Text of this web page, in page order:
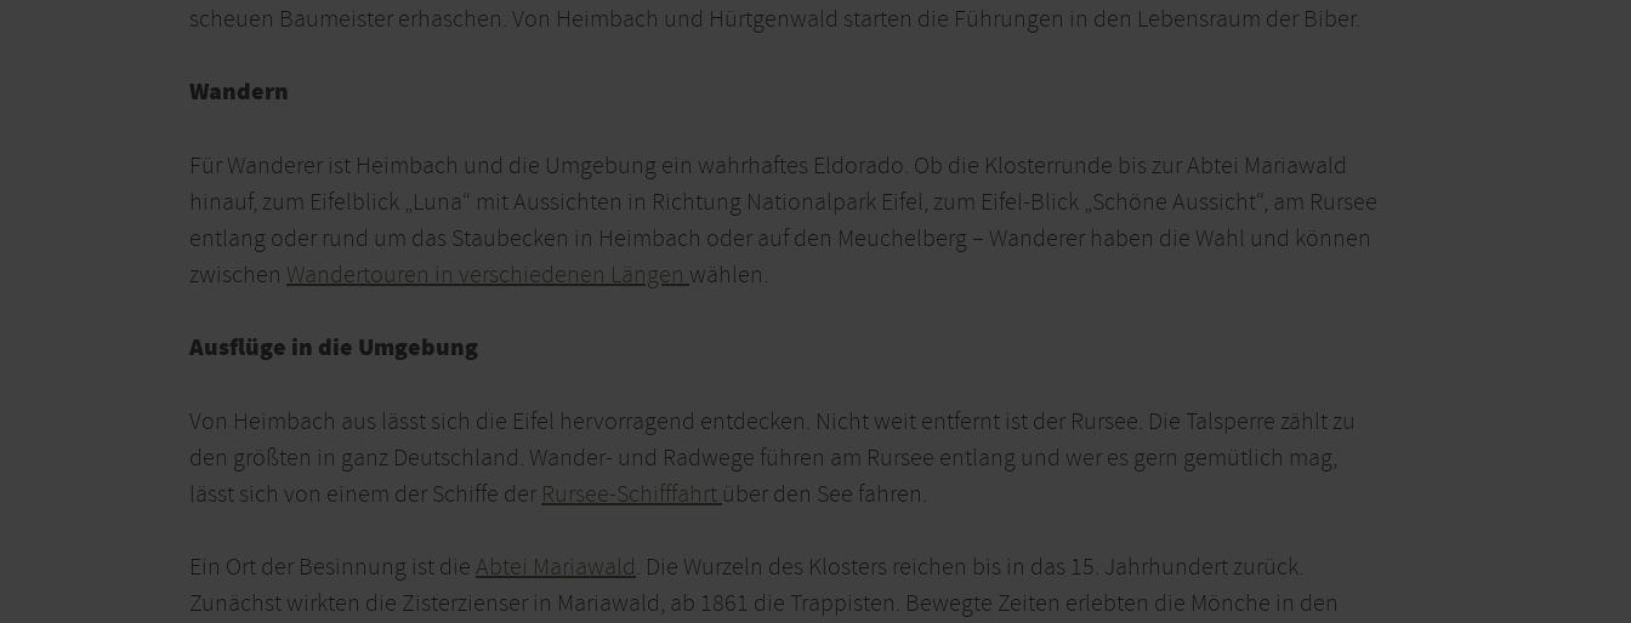
scheuen Baumeister erhaschen. Von Heimbach und Hürtgenwald starten die Führungen in den Lebensraum der Biber.
Wandern
Für Wanderer ist Heimbach und die Umgebung ein wahrhaftes Eldorado. Ob die Klosterrunde bis zur Abtei Mariawald
hinauf, zum Eifelblick „Luna“ mit Aussichten in Richtung Nationalpark Eifel, zum Eifel-Blick „Schöne Aussicht“, am Rursee
entlang oder rund um das Staubecken in Heimbach oder auf den Meuchelberg – Wanderer haben die Wahl und können
zwischen Wandertouren in verschiedenen Längen wählen.
Ausflüge in die Umgebung
Von Heimbach aus lässt sich die Eifel hervorragend entdecken. Nicht weit entfernt ist der Rursee. Die Talsperre zählt zu
den größten in ganz Deutschland. Wander- und Radwege führen am Rursee entlang und wer es gern gemütlich mag,
lässt sich von einem der Schiffe der Rursee-Schifffahrt über den See fahren.
Ein Ort der Besinnung ist die Abtei Mariawald. Die Wurzeln des Klosters reichen bis in das 15. Jahrhundert zurück.
Zunächst wirkten die Zisterzienser in Mariawald, ab 1861 die Trappisten. Bewegte Zeiten erlebten die Mönche in den